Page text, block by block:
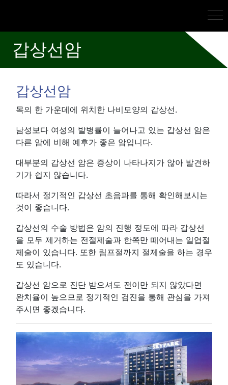
갑상선암
갑상선암
목의 한 가운데에 위치한 나비모양의 갑상선.
남성보다 여성의 발병률이 늘어나고 있는 갑상선 암은
다른 암에 비해 예후가 좋은 암입니다.
대부분의 갑상선 암은 증상이 나타나지가 않아 발견하
기가 쉽지 않습니다.
따라서 정기적인 갑상선 초음파를 통해 확인해보시는
것이 좋습니다.
갑상선의 수술 방법은 암의 진행 정도에 따라 갑상선
을 모두 제거하는 전절제술과 한쪽만 떼어내는 일엽절
제술이 있습니다. 또한 림프절까지 절제술을 하는 경우
도 있습니다.
갑상선 암으로 진단 받으셔도 전이만 되지 않았다면
완치율이 높으므로 정기적인 검진을 통해 관심을 가져
주시면 좋겠습니다.